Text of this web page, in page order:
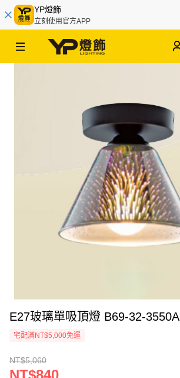
YP燈飾
立刻使用官方APP
E27玻璃單吸頂燈 B69-32-3550A
宅配滿NT$5,000免運
NT$5,060
NT$840